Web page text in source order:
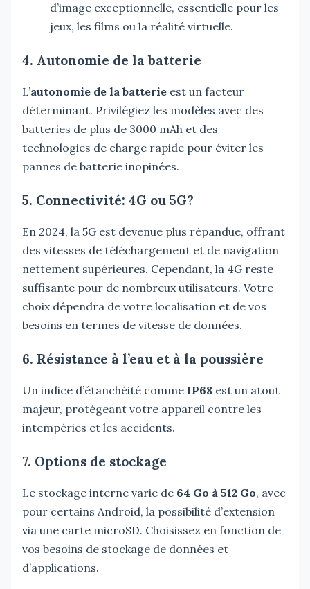
d’image exceptionnelle, essentielle pour les
jeux, les films ou la réalité virtuelle.
4. Autonomie de la batterie
L’autonomie de la batterie est un facteur
déterminant. Privilégiez les modèles avec des
batteries de plus de 3000 mAh et des
technologies de charge rapide pour éviter les
pannes de batterie inopinées.
5. Connectivité: 4G ou 5G?
En 2024, la 5G est devenue plus répandue, offrant
des vitesses de téléchargement et de navigation
nettement supérieures. Cependant, la 4G reste
suffisante pour de nombreux utilisateurs. Votre
choix dépendra de votre localisation et de vos
besoins en termes de vitesse de données.
6. Résistance à l’eau et à la poussière
Un indice d’étanchéité comme IP68 est un atout
majeur, protégeant votre appareil contre les
intempéries et les accidents.
7. Options de stockage
Le stockage interne varie de 64 Go à 512 Go, avec
pour certains Android, la possibilité d’extension
via une carte microSD. Choisissez en fonction de
vos besoins de stockage de données et
d’applications.